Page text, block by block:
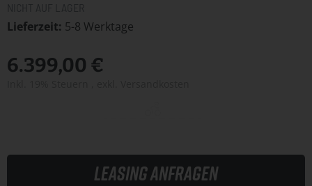
Lieferzeit 5-8 Werktage
6.399,00 €
Leasing anfragen